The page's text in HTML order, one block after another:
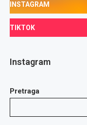
INSTAGRAM
TIKTOK
Instagram
Pretraga